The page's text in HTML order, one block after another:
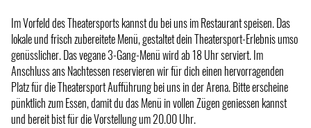
Im Vorfeld des Theatersports kannst du bei uns im Restaurant speisen. Das
lokale und frisch zubereitete Menü, gestaltet dein Theatersport-Erlebnis umso
genüsslicher. Das vegane 3-Gang-Menü wird ab 18 Uhr serviert. Im
Anschluss ans Nachtessen reservieren wir für dich einen hervorragenden
Platz für die Theatersport Aufführung bei uns in der Arena. Bitte erscheine
pünktlich zum Essen, damit du das Menü in vollen Zügen geniessen kannst
und bereit bist für die Vorstellung um 20.00 Uhr.